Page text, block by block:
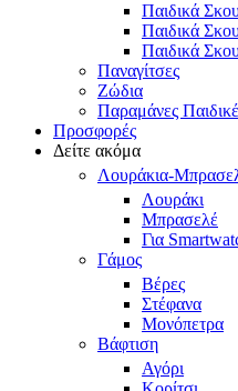
Παιδικά
Παιδικά
Παιδικά
Παναγίτσες
Ζώδια
Παραμάνες
Προσφορές
Δείτε ακόμα
Λουράκια-
Λουράκι
Μπρασελέ
Για
Γάμος
Βέρες
Στέφανα
Μονόπετρα
Βάφτιση
Αγόρι